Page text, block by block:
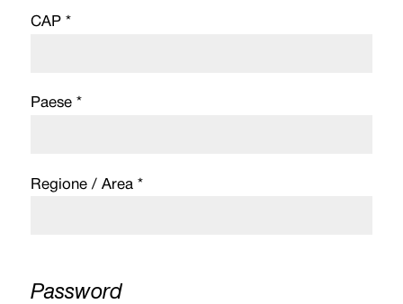
CAP *
Paese *
Regione / Area *
Password